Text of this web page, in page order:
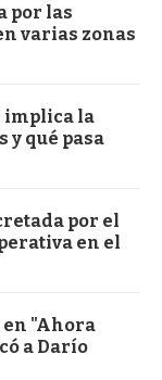
por las
varias zonas
implica la
y qué pasa
por el
en el
en "Ahora
a Darío